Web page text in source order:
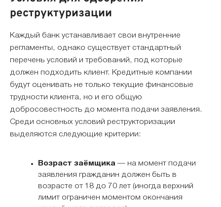
реструктуризации
Каждый банк устанавливает свои внутренние
регламенты, однако существует стандартный
перечень условий и требований, под которые
должен подходить клиент. Кредитные компании
будут оценивать не только текущие финансовые
трудности клиента, но и его общую
добросовестность до момента подачи заявления.
Среди основных условий реструкторизации
выделяются следующие критерии:
Возраст заёмщика— на момент подачи
заявления гражданин должен быть в
возрасте от 18 до 70 лет (иногда верхний
лимит ограничен моментом окончания